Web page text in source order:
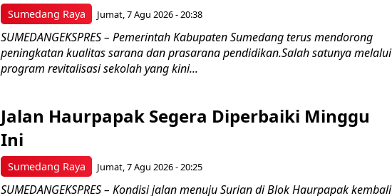
Sumedang Raya Jumat, 7 Agu 2026 - 20:38
SUMEDANGEKSPRES – Pemerintah Kabupaten Sumedang terus mendorong
peningkatan kualitas sarana dan prasarana pendidikan.Salah satunya melalui
program revitalisasi sekolah yang kini...
Sumedang Raya
Jalan Haurpapak Segera Diperbaiki Minggu
Ini
Jumat, 7 Agu 2026 - 20:25
SUMEDANGEKSPRES – Kondisi jalan menuju Surian di Blok Haurpapak kembali